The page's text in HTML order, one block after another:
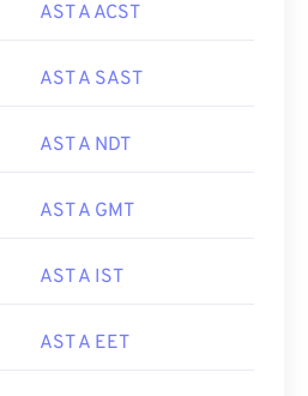
AST A ACST
AST A SAST
AST A NDT
AST A GMT
AST A IST
AST A EET